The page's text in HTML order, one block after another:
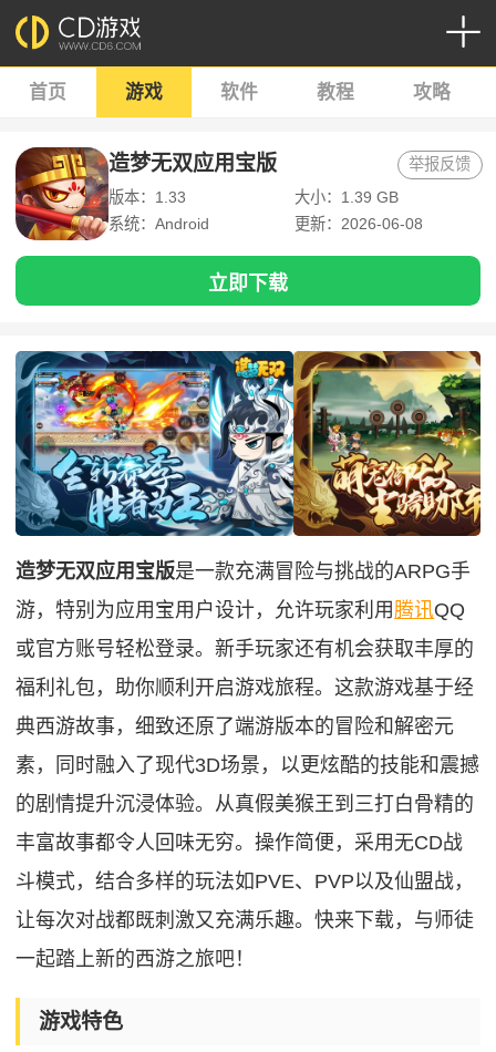
首页 游戏 软件 教程 攻略
造梦无双应用宝版
版本：1.33
大小：1.39 GB
系统：Android
更新：2026-06-08
举报反馈
立即下载
造梦无双应用宝版是一款充满冒险与挑战的ARPG手
游，特别为应用宝用户设计，允许玩家利用 腾讯QQ
或官方账号轻松登录。新手玩家还有机会获取丰厚的
福利礼包，助你顺利开启游戏旅程。这款游戏基于经
典西游故事，细致还原了端游版本的冒险和解密元
素，同时融入了现代3D场景，以更炫酷的技能和震撼
的剧情提升沉浸体验。从真假美猴王到三打白骨精的
丰富故事都令人回味无穷。操作简便，采用无CD战
斗模式，结合多样的玩法如PVE、PVP以及仙盟战，
让每次对战都既刺激又充满乐趣。快来下载，与师徒
一起踏上新的西游之旅吧！
游戏特色